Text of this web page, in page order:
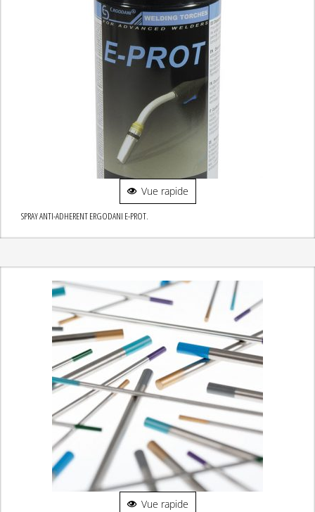
Vue rapide
SPRAY ANTI-ADHERENT ERGODANI E-PROT.
Vue rapide